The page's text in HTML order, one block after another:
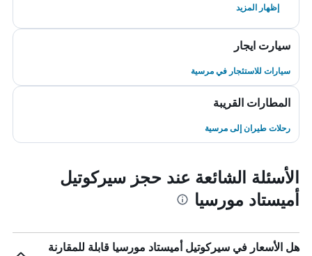
إظهار المزيد
سيارت ايجار
سيارات للاستئجار في مرسية
المطارات القريبة
رحلات طيران إلى مرسية
الأسئلة الشائعة عند حجز سيركوتيل
أميستاد مورسيا
هل الأسعار في سيركوتيل أميستاد مورسيا قابلة للمقارنة